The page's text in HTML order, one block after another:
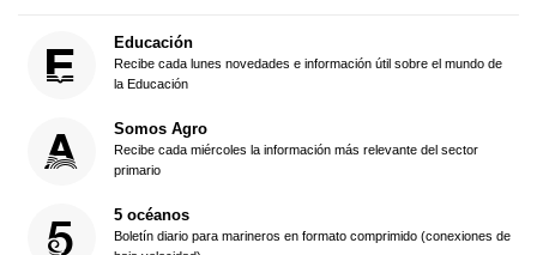
Educación
Recibe cada lunes novedades e información útil sobre el mundo de
la Educación
Somos Agro
Recibe cada miércoles la información más relevante del sector
primario
5 océanos
Boletín diario para marineros en formato comprimido (conexiones de